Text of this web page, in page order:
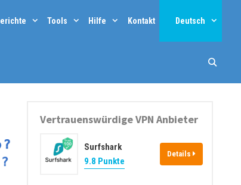
Tools Hilfe Kontakt Deutsch
Vertrauenswürdige VPN Anbieter
Surfshark
9.8 Punkte
Details